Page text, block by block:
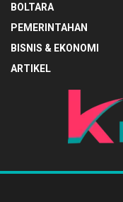
BOLTARA
PEMERINTAHAN
BISNIS & EKONOMI
ARTIKEL